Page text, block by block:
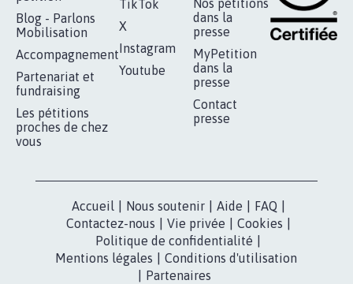
Blog - Parlons
Mobilisation
Accompagnement
Partenariat et
fundraising
Les pétitions
proches de chez
vous
TikTok
X
Instagram
Youtube
Nos pétitions
dans la
presse
MyPetition
dans la
presse
Contact
presse
Accueil Nous soutenir Aide FAQ
Contactez-nous
Vie privée Cookies
Politique de confidentialité
Mentions légales
Conditions d'utilisation
Partenaires